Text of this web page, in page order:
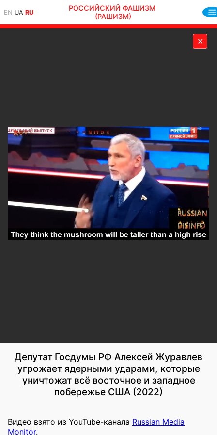
EN UA RU
РОССИЙСКИЙ ФАШИЗМ
(РАШИЗМ)
✕
Депутат Госдумы РФ Алексей Журавлев
угрожает ядерными ударами, которые
уничтожат всё восточное и западное
побережье США (2022)
Видео взято из YouTube-канала Russian Media
Monitor.